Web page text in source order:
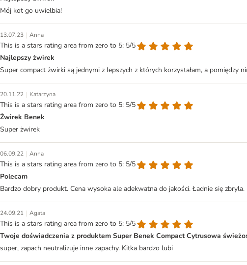
Mój kot go uwielbia!
13.07.23 | Anna
This is a stars rating area from zero to 5: 5/5
Najlepszy żwirek
Super compact żwirki są jednymi z lepszych z których korzystałam, a
20.11.22 | Katarzyna
This is a stars rating area from zero to 5: 5/5
Żwirek Benek
Super żwirek
06.09.22 | Anna
This is a stars rating area from zero to 5: 5/5
Polecam
Bardzo dobry produkt. Cena wysoka ale adekwatna do jakości. Ładnie się zbryla.
24.09.21 | Agata
This is a stars rating area from zero to 5: 5/5
Twoje doświadczenia z produktem Super Benek Compact Cytrusowa
super, zapach neutralizuje inne zapachy. Kitka bardzo lubi